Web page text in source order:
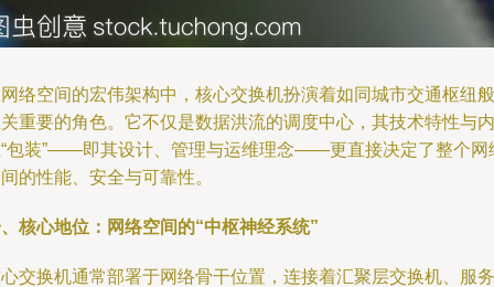
络空间的宏伟架构中，核心交换机扮演着如同城市交通枢纽般
重要的角色。它不仅是数据洪流的调度中心，其技术特性与内
包装”——即其设计、管理与运维理念——更直接决定了整个网
的性能、安全与可靠性。
核心地位：网络空间的“中枢神经系统”
交换机通常部署于网络骨干位置，连接着汇聚层交换机、服务